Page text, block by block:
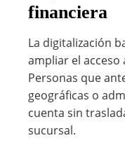
financiera
La digitalización
ampliar el acceso
Personas que
geográficas o
cuenta sin
sucursal.